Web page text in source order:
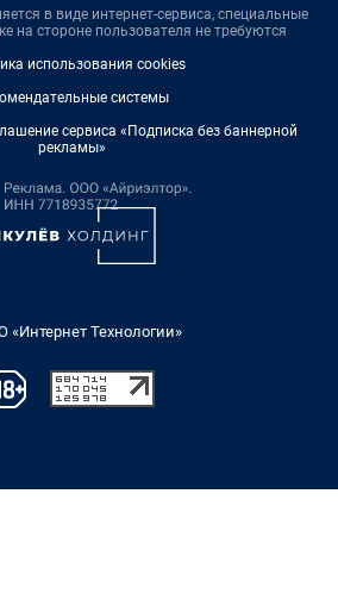
в виде интернет-сервиса, специальные
на стороне пользователя не требуются
использования cookies
системы
сервиса «Подписка без баннерной
рекламы»
«Интернет Технологии»